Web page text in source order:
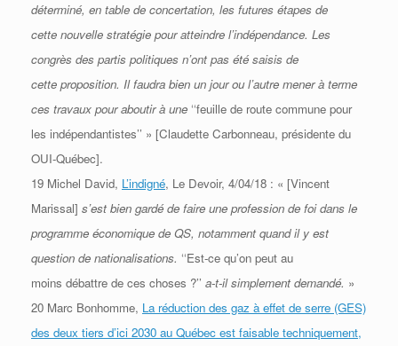
déterminé, en table de concertation, les futures étapes de
cette nouvelle stratégie pour atteindre l’indépendance. Les
congrès des partis politiques n’ont pas été saisis de
cette proposition. Il faudra bien un jour ou l’autre mener à terme
ces travaux pour aboutir à une ‘‘feuille de route commune pour
les indépendantistes’’ » [Claudette Carbonneau, présidente du
OUI-Québec].
19 Michel David, L’indigné, Le Devoir, 4/04/18 : « [Vincent
Marissal] s’est bien gardé de faire une profession de foi dans le
programme économique de QS, notamment quand il y est
question de nationalisations. ‘‘Est-ce qu’on peut au
moins débattre de ces choses ?’’ a-t-il simplement demandé. »
20 Marc Bonhomme, La réduction des gaz à effet de serre (GES)
des deux tiers d’ici 2030 au Québec est faisable techniquement,